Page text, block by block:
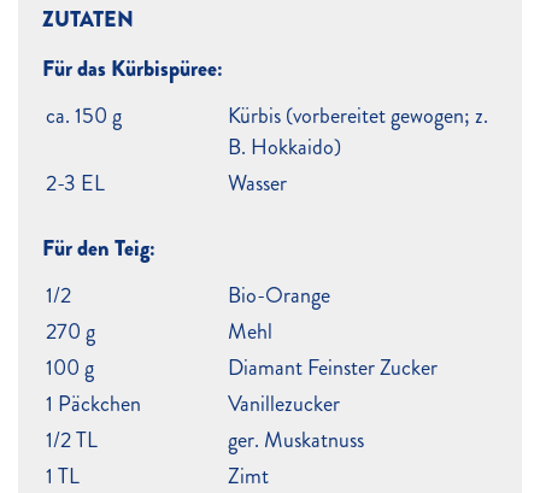
ZUTATEN
Für das Kürbispüree:
ca. 150 g
Kürbis (vorbereitet gewogen; z.
B. Hokkaido)
2-3 EL
Wasser
Für den Teig:
1/2
Bio-Orange
270 g
Mehl
100 g
Diamant Feinster Zucker
1 Päckchen
Vanillezucker
1/2 TL
ger. Muskatnuss
1 TL
Zimt